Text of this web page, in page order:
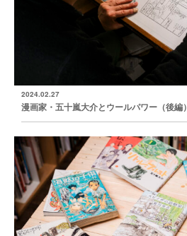
2024.02.27
漫画家・五十嵐大介とウールパワー（後編）